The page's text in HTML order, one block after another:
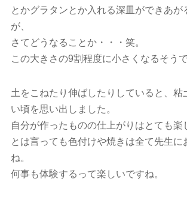
とかグラタンとか入れる深皿ができあが
が、
さてどうなることか・・・笑。
この大きさの9割程度に小さくなるそうで
土をこねたり伸ばしたりしていると、粘
い頃を思い出しました。
自分が作ったものの仕上がりはとても楽
とは言っても色付けや焼きは全て先生に
ね。
何事も体験するって楽しいですね。